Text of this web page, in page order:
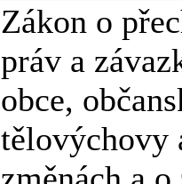
Zákon o
práv a
obce,
tělovýchovy